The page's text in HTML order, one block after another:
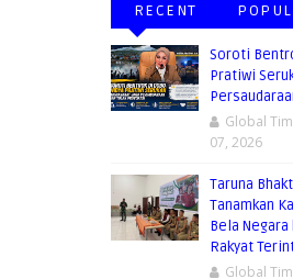
RECENT
Soroti
Pratiwi
Global
07, 2026
Taruna
Tanamkan
Bela Negara
Rakyat
Global